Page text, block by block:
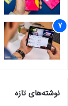
نوشته‌های تازه